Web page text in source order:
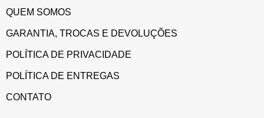
QUEM SOMOS
GARANTIA, TROCAS E DEVOLUÇÕES
POLÍTICA DE PRIVACIDADE
POLÍTICA DE ENTREGAS
CONTATO